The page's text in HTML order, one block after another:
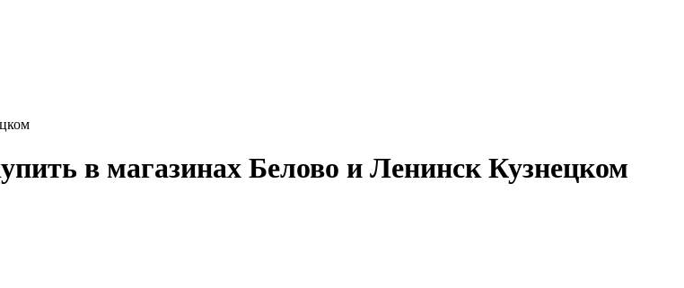
в магазинах Белово и Ленинск Кузнецком